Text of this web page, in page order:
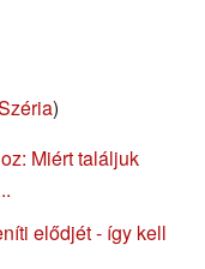
)
Miért találjuk
elődjét - így kell